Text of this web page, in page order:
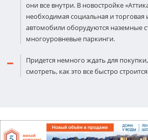
они все внутри. В новостройке
необходимая социальная и торговая
автомобили оборудуются наземные
многоуровневые паркинги.
Придется немного ждать для
смотреть, как это все быстро